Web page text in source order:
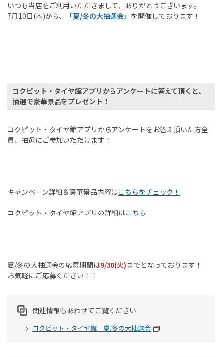
いつも当店をご利用いただきまして、ありがとうございます。
7月10日(木)から、
「夏/冬の大抽選会」 を開催しております！
コクピット・タイヤ館アプリからアンケートに答えて頂くと、
抽選で豪華景品をプレゼント！
コクピット・タイヤ館アプリからアンケートをお答え頂いた方全
員、抽選にご参加いただけます！
キャンペーン詳細＆豪華景品内容はこちらをチェック！
コクピット・タイヤ館アプリの詳細はこちら
夏/冬の大抽選会の応募期間は9/30(火)までとなっております！
お気軽にご応募ください！！
関連情報もあわせてご覧ください
コクピット・タイヤ館 夏/冬の大抽選会